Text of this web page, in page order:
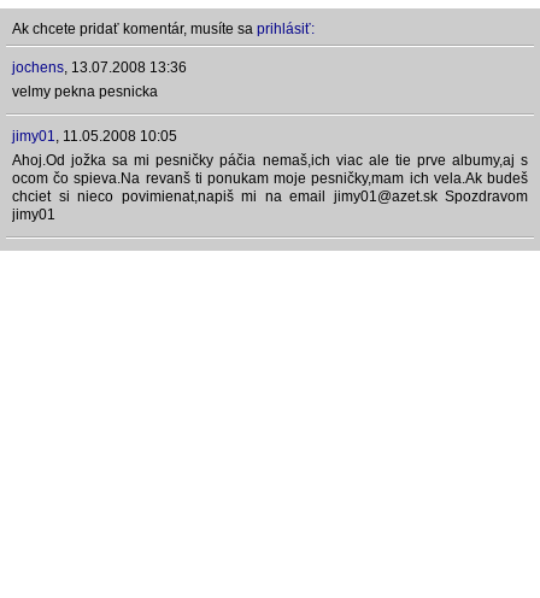
Ak chcete pridať komentár, musíte sa prihlásiť:
jochens, 13.07.2008 13:36
velmy pekna pesnicka
jimy01, 11.05.2008 10:05
Ahoj.Od jožka sa mi pesničky páčia nemaš,ich viac ale tie prve albumy,aj s
ocom čo spieva.Na revanš ti ponukam moje pesničky,mam ich vela.Ak budeš
chciet si nieco povimienat,napiš mi na email jimy01@azet.sk Spozdravom
jimy01